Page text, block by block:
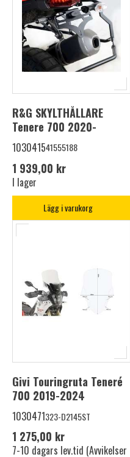
R&G SKYLTHÅLLARE
Tenere 700 2020-
103041541555188
1 939,00 kr
I lager
Lägg i varukorg
Givi Touringruta Teneré
700 2019-2024
1030471323-D2145ST
1 275,00 kr
7-10 dagars lev.tid (Avvikelser